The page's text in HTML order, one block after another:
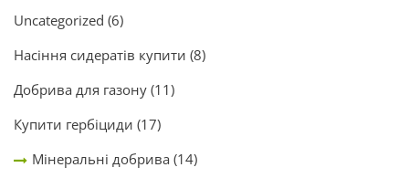
Uncategorized (6)
Насіння сидератів купити (8)
Добрива для газону (11)
Купити гербіциди (17)
Мінеральні добрива (14)